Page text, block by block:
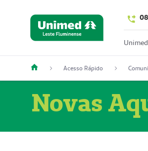
Acesso Rápido
Novas